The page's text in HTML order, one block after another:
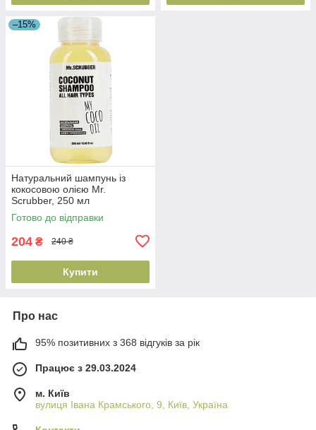
–15%
Натуральний шампунь із
кокосовою олією Mr.
Scrubber, 250 мл
(4820200231846)
Готово до відправки
204 ₴ 240 ₴
Купити
Про нас
95% позитивних з 368 відгуків за рік
Працює з 29.03.2024
м. Київ
вулиця Івана Крамського, 9, Київ, Україна